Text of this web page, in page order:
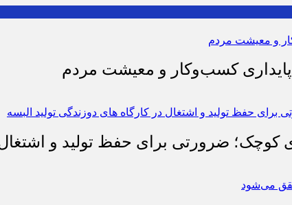
کسب‌وکار و معیشت مردم
کوچک؛ ضرورتی برای حفظ تولید و